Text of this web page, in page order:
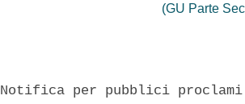
(GU Parte
Notifica per pubblici